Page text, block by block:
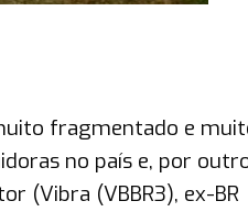
fragmentado e
no país e, por
(Vibra (VBBR3), ex-BR